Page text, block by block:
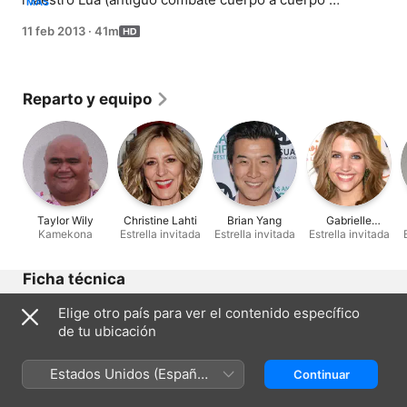
privado para que siga a su madre.
11 feb 2013 · 41m
Reparto y equipo
Taylor Wily
Kamekona
Christine Lahti
Estrella invitada
Brian Yang
Estrella invitada
Gabrielle
Christian
Estrella invitada
Ficha técnica
Lanzamiento
2013
41 min
Elige otro país para ver el contenido específico
de tu ubicación
Estados Unidos (Español
México)
Continuar